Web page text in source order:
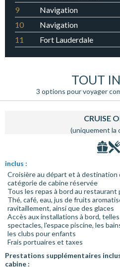
9
Navigation
10
Navigation
11
Fort Lauderdale
TOUT
3 options pour voyager
CRUISE
(uniquement la
inclus :
Croisière au départ et à destination
catégorie de cabine réservée
Tous les repas à bord au
Thé, café, eau, jus de fruits
ravitaillement, ainsi que des glaces
Accès aux installations à bord,
spectacles, l'espace piscine, les
les clubs pour enfants
Frais portuaires et taxes
Prestations supplémentaires
cabine :